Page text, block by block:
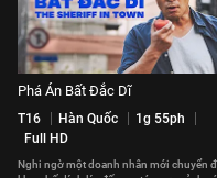
Phá Án Bất Đắc Dĩ
T16 Hàn Quốc
1g 55ph
Full HD
Nghi ngờ một doanh nhân mới chuyển